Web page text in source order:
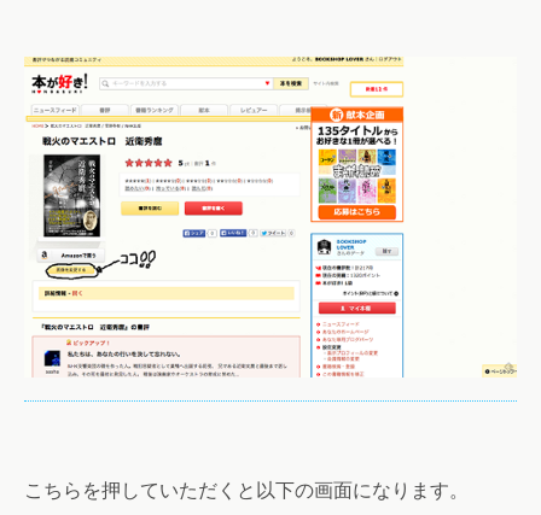
こちらを押していただくと以下の画面になります。